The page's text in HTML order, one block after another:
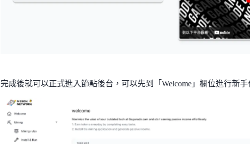
完成後就可以正式進入節點後台，可以先到「Welcome」欄位進行新手